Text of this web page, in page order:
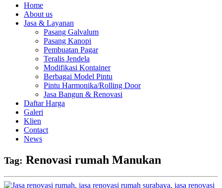
Home
About us
Jasa & Layanan
Pasang Galvalum
Pasang Kanopi
Pembuatan Pagar
Teralis Jendela
Modifikasi Kontainer
Berbagai Model Pintu
Pintu Harmonika/Rolling Door
Jasa Bangun & Renovasi
Daftar Harga
Galeri
Klien
Contact
News
Tag: Renovasi rumah Manukan